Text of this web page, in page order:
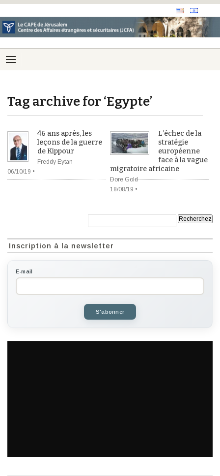
Tag archive for ‘Egypte’
46 ans après, les
leçons de la guerre
de Kippour
Freddy Eytan
06/10/19 •
L’échec de la
stratégie
européenne
face à la vague
migratoire africaine
Dore Gold
18/08/19 •
Inscription à la newsletter
E-mail
S'abonner